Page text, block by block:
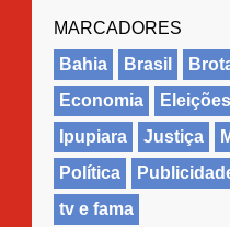
MARCADORES
Bahia
Brasil
Economia
Ipupiara
Justiça
Política
tv e fama